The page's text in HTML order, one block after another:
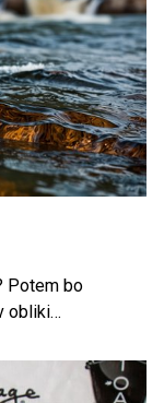
Braziliji se
primere
Potem bo
obliki
ko bo
za